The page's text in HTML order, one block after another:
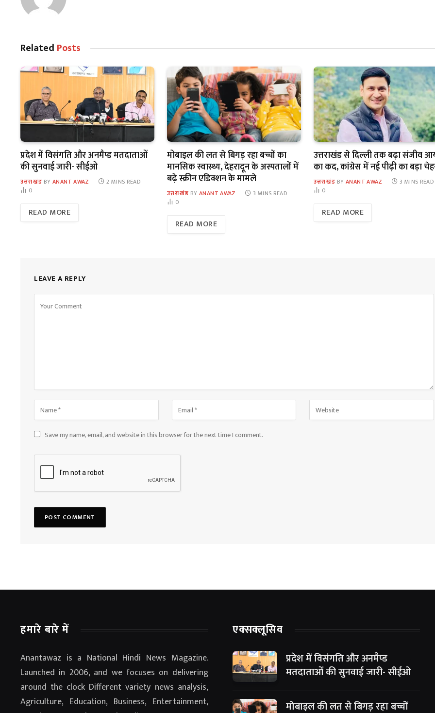
Related Posts
प्रदेश में विसंगति और अनमैप्ड मतदाताओं
की सुनवाई जारी- सीईओ
उत्तराखंड BY ANANT AWAZ
2 MINS READ
0
READ MORE
मोबाइल की लत से बिगड़ रहा बच्चों का
मानसिक स्वास्थ्य, देहरादून के अस्पतालों में
बढ़े स्क्रीन एडिक्शन के मामले
उत्तराखंड BY ANANT AWAZ
3 MINS READ
0
READ MORE
उत्तराखंड से दिल्ली तक बढ़ा संजीव
का कद, कांग्रेस में नई पीढ़ी का बड़ा
उत्तराखंड BY ANANT AWAZ
3 MINS READ
0
READ MORE
LEAVE A REPLY
Save my name, email, and website in this browser for the next time I comment.
हमारे बारे में
Anantawaz is a National Hindi News Magazine.
Launched in 2006, and we focuses on delivering
around the clock Different variety news analysis,
Agriculture, Education, Business, Entertainment,
एक्सक्लूसिव
प्रदेश में विसंगति और अनमैप्ड
मतदाताओं की सुनवाई जारी- सीईओ
मोबाइल की लत से बिगड़ रहा बच्चों